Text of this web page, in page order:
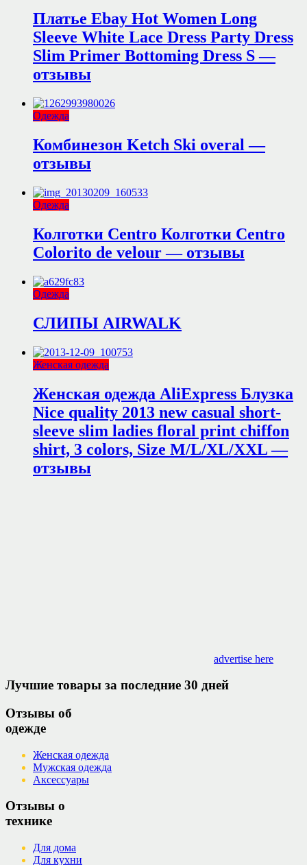
Платье Ebay Hot Women Long
Sleeve White Lace Dress Party Dress
Slim Primer Bottoming Dress S —
отзывы
Одежда
Комбинезон Ketch Ski overal —
отзывы
Одежда
Колготки Centro Колготки Centro
Colorito de velour — отзывы
Одежда
СЛИПЫ AIRWALK
Женская одежда
Женская одежда AliExpress Блузка
Nice quality 2013 new casual short-
sleeve slim ladies floral print chiffon
shirt, 3 colors, Size M/L/XL/XXL —
отзывы
advertise here
Лучшие товары за последние 30 дней
Отзывы об
одежде
Женская одежда
Мужская одежда
Аксессуары
Отзывы о
технике
Для дома
Для кухни